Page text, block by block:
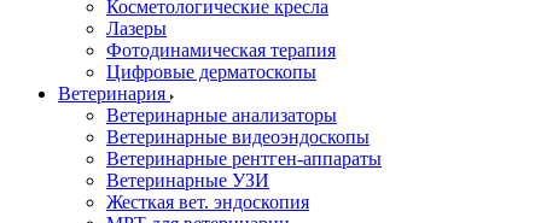
Косметологические кресла
Лазеры
Фотодинамическая терапия
Цифровые дерматоскопы
Ветеринария
Ветеринарные анализаторы
Ветеринарные видеоэндоскопы
Ветеринарные рентген-аппараты
Ветеринарные УЗИ
Жесткая вет. эндоскопия